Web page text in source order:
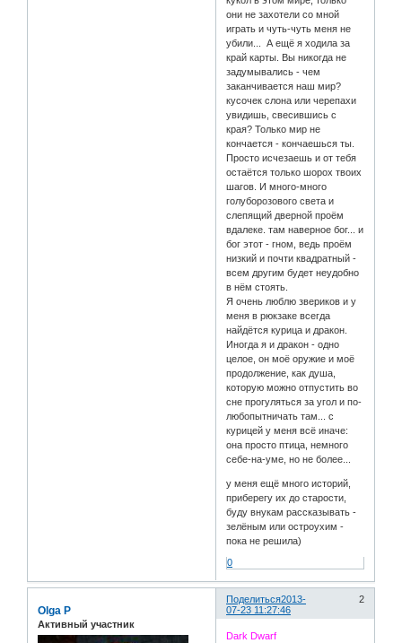
они не захотели со мной
играть и чуть-чуть меня не
убили... А ещё я ходила за
край карты. Вы никогда не
задумывались - чем
заканчивается наш мир?
кусочек слона или черепахи
увидишь, свесившись с
края? Только мир не
кончается - кончаешься ты.
Просто исчезаешь и от тебя
остаётся только шорох твоих
шагов. И много-много
голуборозового света и
слепящий дверной проём
вдалеке. там наверное бог... и
бог этот - гном, ведь проём
низкий и почти квадратный -
всем другим будет неудобно
в нём стоять.
Я очень люблю звериков и у
меня в рюкзаке всегда
найдётся курица и дракон.
Иногда я и дракон - одно
целое, он моё оружие и моё
продолжение, как душа,
которую можно отпустить во
сне прогуляться за угол и по-
любопытничать там... с
курицей у меня всё иначе:
она просто птица, немного
себе-на-уме, но не более...
у меня ещё много историй,
приберегу их до старости,
буду внукам рассказывать -
зелёным или остроухим -
пока не решила)
0
Поделиться 2
2013-
07-23 11:27:46
Olga P
Активный участник
Dark Dwarf